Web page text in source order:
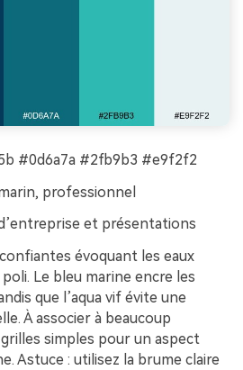
#0d6a7a #2fb9b3 #e9f2f2
professionnel
et présentations
évoquant les eaux
Le bleu marine encre les
que l’aqua vif évite une
À associer à beaucoup
simples pour un aspect
Astuce : utilisez la brume claire